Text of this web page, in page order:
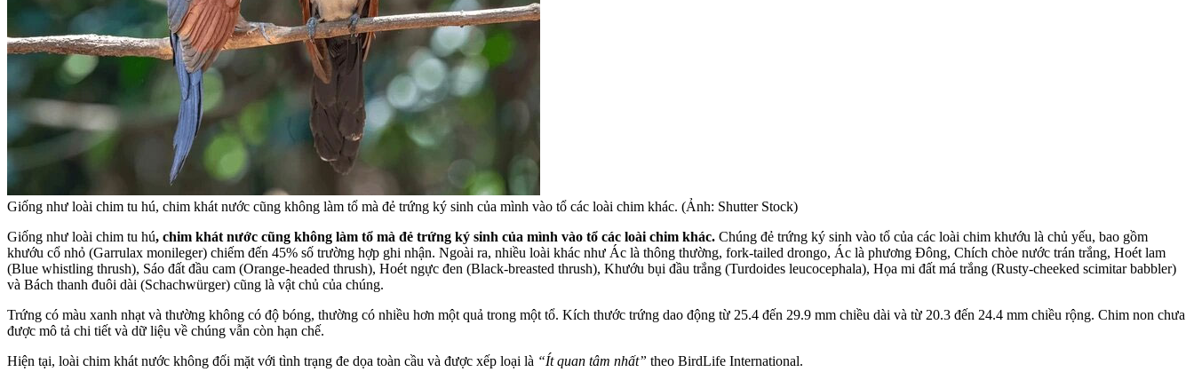
Giống như loài chim tu hú, chim khát nước cũng không làm tổ mà đẻ trứng ký sinh của mình vào tổ các loài chim khác. (Ảnh: Shutter Stock)
Giống như loài chim tu hú, chim khát nước cũng không làm tổ mà đẻ trứng ký sinh của mình vào tổ các loài chim khác. Chúng đẻ trứng ký sinh vào tổ của các loài chim khướu là chủ yếu, bao gồm
khướu cổ nhỏ (Garrulax monileger) chiếm đến 45% số trường hợp ghi nhận. Ngoài ra, nhiều loài khác như Ác là thông thường, fork-tailed drongo, Ác là phương Đông, Chích chòe nước trán trắng, Hoét lam
(Blue whistling thrush), Sáo đất đầu cam (Orange-headed thrush), Hoét ngực đen (Black-breasted thrush), Khướu bụi đầu trắng (Turdoides leucocephala), Họa mi đất má trắng (Rusty-cheeked scimitar babbler)
và Bách thanh đuôi dài (Schachwürger) cũng là vật chủ của chúng.
Trứng có màu xanh nhạt và thường không có độ bóng, thường có nhiều hơn một quả trong một tổ. Kích thước trứng dao động từ 25.4 đến 29.9 mm chiều dài và từ 20.3 đến 24.4 mm chiều rộng. Chim non chưa
được mô tả chi tiết và dữ liệu về chúng vẫn còn hạn chế.
Hiện tại, loài chim khát nước không đối mặt với tình trạng đe dọa toàn cầu và được xếp loại là “Ít quan tâm nhất” theo BirdLife International.